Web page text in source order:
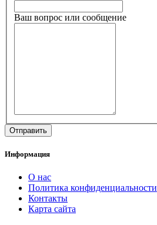
Ваш вопрос или сообщение
Информация
О нас
Политика конфиденциальности
Контакты
Карта сайта